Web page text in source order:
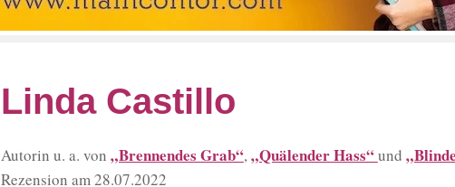
Linda Castillo
Autorin u. a. von „Brennendes Grab“,„Quälender Hass“und
Rezension am 28.07.2022